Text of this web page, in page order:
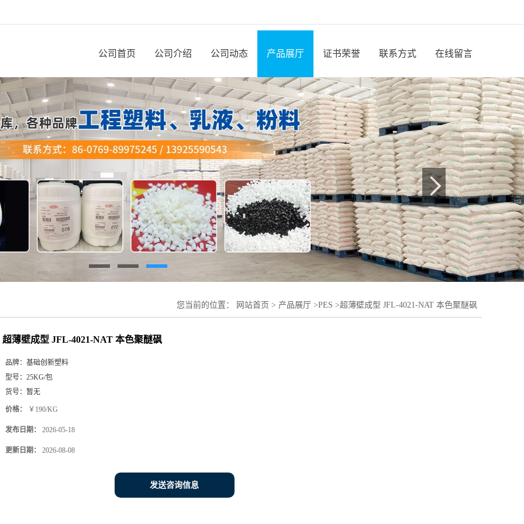
公司首页 公司介绍 公司动态 产品展厅 证书荣誉 联系方式 在线留言
您当前的位置： 网站首页 > 产品展厅 >PES >超薄壁成型 JFL-4021-NAT 本色聚醚砜
超薄壁成型 JFL-4021-NAT 本色聚醚砜
品牌： 基础创新塑料
型号： 25KG/包
货号： 暂无
价格： ￥190/KG
发布日期： 2026-05-18
更新日期： 2026-08-08
发送咨询信息